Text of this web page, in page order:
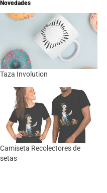
Novedades
Taza Involution
Camiseta Recolectores de
setas